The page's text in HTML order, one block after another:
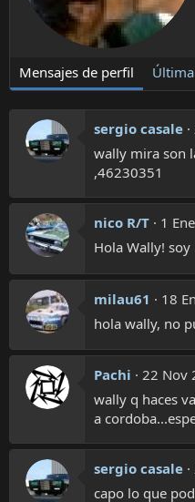
Mensajes de perfil
sergio casale
wally mira son
,46230351
nico R/T
1
Hola Wally!
milau61
18
hola wally, no
Pachi
22 Nov
wally q haces
a
sergio casale
capo lo que